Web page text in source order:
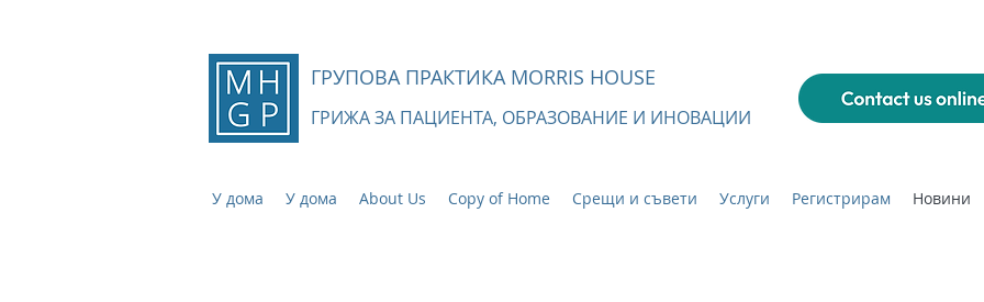
ГРУПОВА ПРАКТИКА MORRIS HOUSE
ГРИЖА ЗА ПАЦИЕНТА, ОБРАЗОВАНИЕ И ИНОВАЦИИ
У дома У дома About Us Copy of Home Срещи и съвети Услуги Регистрирам Новини